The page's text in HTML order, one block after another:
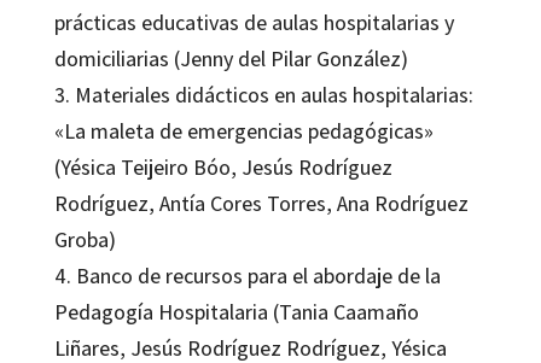
prácticas educativas de aulas hospitalarias y
domiciliarias (Jenny del Pilar González)
3. Materiales didácticos en aulas hospitalarias:
«La maleta de emergencias pedagógicas»
(Yésica Teijeiro Bóo, Jesús Rodríguez
Rodríguez, Antía Cores Torres, Ana Rodríguez
Groba)
4. Banco de recursos para el abordaje de la
Pedagogía Hospitalaria (Tania Caamaño
Liñares, Jesús Rodríguez Rodríguez, Yésica